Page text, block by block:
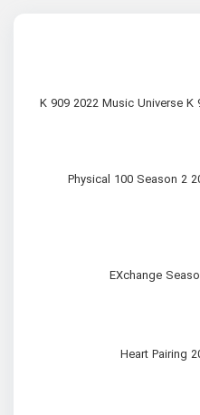
دانلود برنامه تلویزیونی 2024 Physical 100 Season 2